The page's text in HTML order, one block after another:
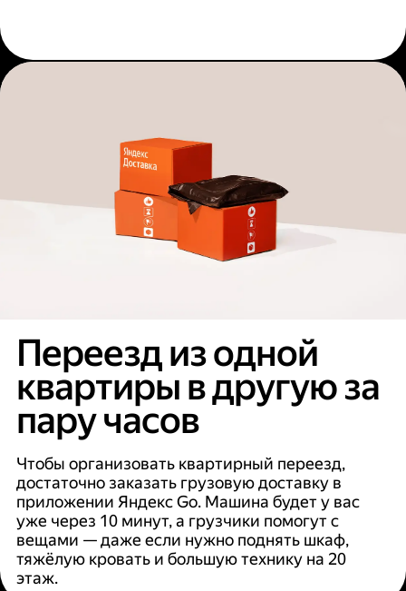
Переезд из одной
квартиры в другую за
пару часов
Чтобы организовать квартирный переезд,
достаточно заказать грузовую доставку в
приложении Яндекс Go. Машина будет у вас
уже через 10 минут, а грузчики помогут с
вещами — даже если нужно поднять шкаф,
тяжёлую кровать и большую технику на 20
этаж.